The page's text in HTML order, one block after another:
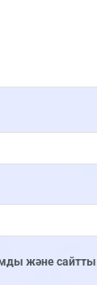
және сайтты